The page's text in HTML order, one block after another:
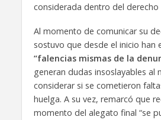
considerada dentro del derecho
Al momento de comunicar su
sostuvo que desde el inicio han
“falencias mismas de la
generan dudas insoslayables al
considerar si se cometieron
huelga. A su vez, remarcó que
momento del alegato final “se